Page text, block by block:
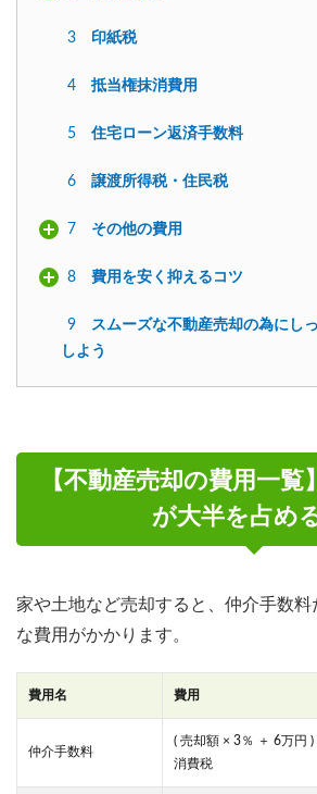
3 印紙税
4 抵当権抹消費用
5 住宅ローン返済手数料
6 譲渡所得税・住民税
7 その他の費用
8 費用を安く抑えるコツ
9
スムーズな不動産売却の為にし
しよう
【不動産売却の費用一覧
が大半を占め
家や土地など売却すると、仲介手数料
な費用がかかります。
費用名 費用
仲介手数料
( 売却額 × 3％ ＋ 6万円 )
消費税